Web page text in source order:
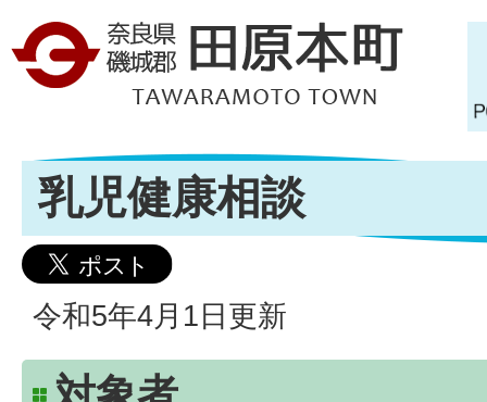
乳児健康相談
令和5年4月1日更新